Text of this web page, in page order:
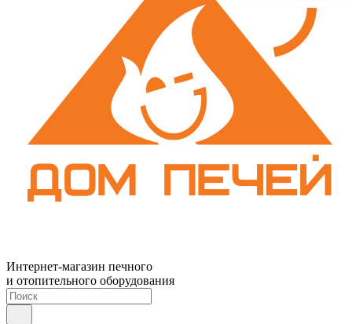
Интернет-магазин печного
и отопительного оборудования